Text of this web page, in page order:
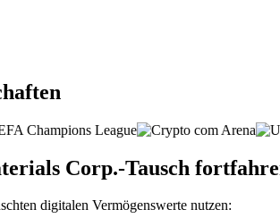
Corp.-Tausch
digitalen Vermögenswerte nutzen: